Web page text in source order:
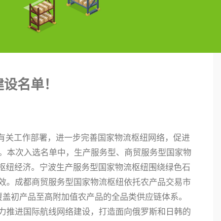
名单！
工作部署，进一步完善国家物流枢纽网络，促进
本次入选名单中，生产服务型、商贸服务型国家物
经济。宁波生产服务型国家物流枢纽围绕绿色石
。成都商贸服务型国家物流枢纽依托农产品交易市
初产品至高附加值农产品的全品类供应链体系。
推进国际航线网络建设，打造面向俄罗斯和日韩的